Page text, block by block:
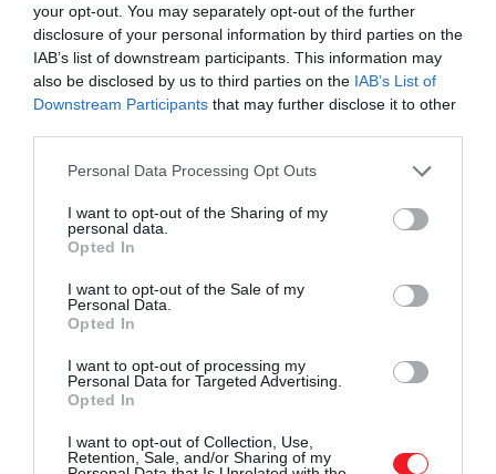
your opt-out. You may separately opt-out of the further
disclosure of your personal information by third parties on the
IAB’s list of downstream participants. This information may
also be disclosed by us to third parties on the IAB’s List of
Downstream Participants that may further disclose it to other
Please note that this website/app uses one or more Google
not limited to your visit or usage behaviour. You may click to
grant or deny consent to Google and its third-party tags to
use your data for below specified purposes in below Google
consent section.
Personal Data Processing Opt Outs
I want to opt-out of the Sharing of my
personal data.
Opted In
I want to opt-out of the Sale of my
Personal Data.
Opted In
I want to opt-out of processing my
Personal Data for Targeted Advertising.
Opted In
I want to opt-out of Collection, Use,
Retention, Sale, and/or Sharing of my
4. Túl magas hőfok
A gyorsaság itt nem erény. Ha a víz túl hamar felforr,
fröcskölni kezd, a kávé pedig keserű és durva lesz. A
lassú, kontrollált felmelegítés sokkal tisztább ízeket